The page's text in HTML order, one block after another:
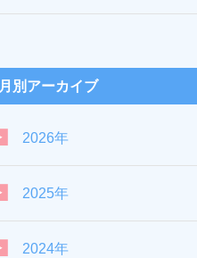
月別アーカイブ
2026年
2025年
2024年